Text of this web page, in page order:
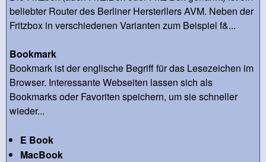
beliebter Router des Berliner Hersterllers AVM. Neben der
Fritzbox in verschiedenen Varianten zum Beispiel f&...
Bookmark
Bookmark ist der englische Begriff für das Lesezeichen im
Browser. Interessante Webseiten lassen sich als
Bookmarks oder Favoriten speichern, um sie schneller
wieder...
E Book
MacBook